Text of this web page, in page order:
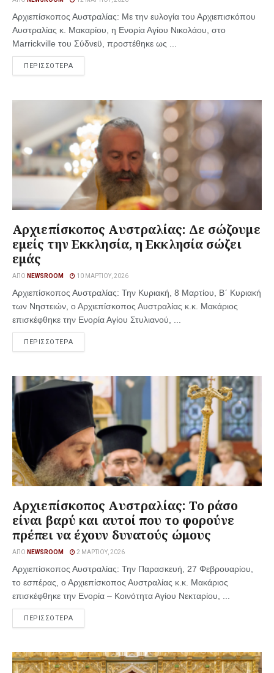
Αρχιεπίσκοπος Αυστραλίας: Με την ευλογία του Αρχιεπισκόπου
Αυστραλίας κ. Μακαρίου, η Ενορία Αγίου Νικολάου, στο
Marrickville του Σύδνεϋ, προστέθηκε ως ...
ΠΕΡΙΣΣΟΤΕΡΑ
Αρχιεπίσκοπος Αυστραλίας: Δε σώζουμε
εμείς την Εκκλησία, η Εκκλησία σώζει
εμάς
ΑΠΌ NEWSROOM 10 ΜΑΡΤΊΟΥ, 2026
Αρχιεπίσκοπος Αυστραλίας: Την Κυριακή, 8 Μαρτίου, Β´ Κυριακή
των Νηστειών, ο Αρχιεπίσκοπος Αυστραλίας κ.κ. Μακάριος
επισκέφθηκε την Ενορία Αγίου Στυλιανού, ...
ΠΕΡΙΣΣΟΤΕΡΑ
Αρχιεπίσκοπος Αυστραλίας: Το ράσο
είναι βαρύ και αυτοί που το φορούνε
πρέπει να έχουν δυνατούς ώμους
ΑΠΌ NEWSROOM 2 ΜΑΡΤΊΟΥ, 2026
Αρχιεπίσκοπος Αυστραλίας: Την Παρασκευή, 27 Φεβρουαρίου,
το εσπέρας, ο Αρχιεπίσκοπος Αυστραλίας κ.κ. Μακάριος
επισκέφθηκε την Ενορία – Κοινότητα Αγίου Νεκταρίου, ...
ΠΕΡΙΣΣΟΤΕΡΑ